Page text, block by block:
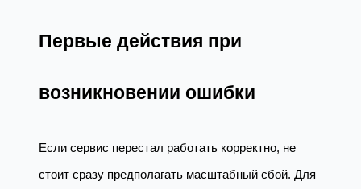
Первые действия при
возникновении ошибки
Если сервис перестал работать корректно, не
стоит сразу предполагать масштабный сбой. Для